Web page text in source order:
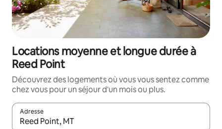
Locations moyenne et longue durée à
Reed Point
Découvrez des logements où vous vous sentez comme
chez vous pour un séjour d'un mois ou plus.
Adresse
Lorsque les résultats s'affichent, utilisez les flèches vers le